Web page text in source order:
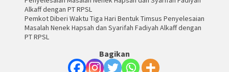
Pemkot Diberi Waktu Tiga Hari Bentuk Timsus Penyelesaian
Masalah Nenek Hapsah dan Syarifah Fadiyah Alkaff dengan
PT RPSL
Bagikan